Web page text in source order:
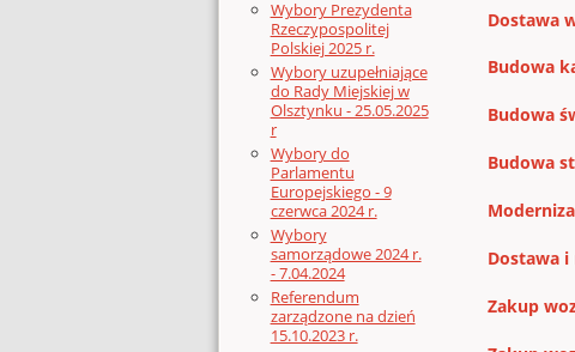
Wybory Prezydenta
Rzeczypospolitej
Polskiej 2025 r.
Wybory uzupełniające
do Rady Miejskiej w
Olsztynku - 25.05.2025
r
Wybory do
Parlamentu
Europejskiego - 9
czerwca 2024 r.
Wybory
samorządowe 2024 r.
- 7.04.2024
Referendum
zarządzone na dzień
15.10.2023 r.
Dostawa
Budowa
Budowa
Budowa
Dostawa
Zakup